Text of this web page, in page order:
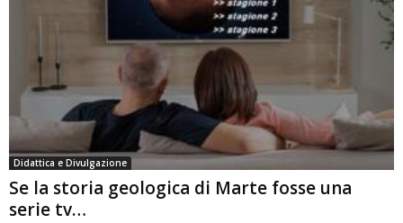
Didattica e Divulgazione
Se la storia geologica di Marte fosse una
serie tv…